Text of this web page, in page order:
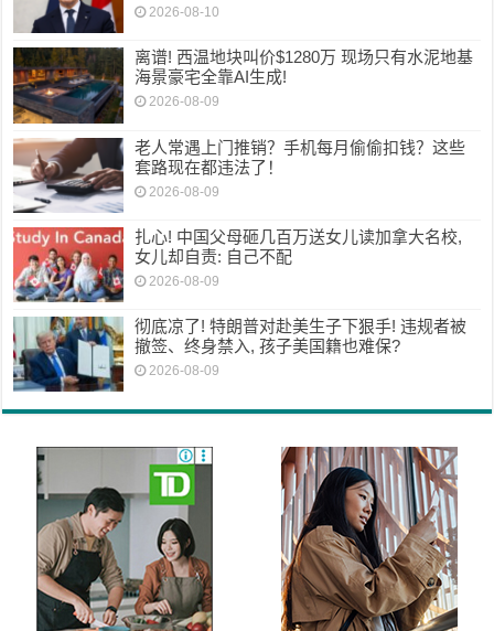
2026-08-10
离谱! 西温地块叫价$1280万 现场只有水泥地基
海景豪宅全靠AI生成!
2026-08-09
老人常遇上门推销？手机每月偷偷扣钱？这些
套路现在都违法了！
2026-08-09
扎心! 中国父母砸几百万送女儿读加拿大名校,
女儿却自责: 自己不配
2026-08-09
彻底凉了! 特朗普对赴美生子下狠手! 违规者被
撤签、终身禁入, 孩子美国籍也难保?
2026-08-09